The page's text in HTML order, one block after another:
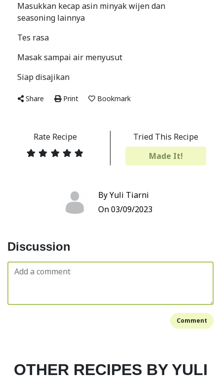
Masukkan kecap asin minyak wijen dan
seasoning lainnya
Tes rasa
Masak sampai air menyusut
Siap disajikan
Share Print Bookmark
Rate Recipe
Tried This Recipe
Made It!
By Yuli Tiarni
On 03/09/2023
Discussion
Comment
OTHER RECIPES BY YULI